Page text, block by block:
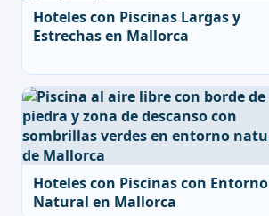
Hoteles con Piscinas Largas y
Estrechas en Mallorca
Hoteles con Piscinas con Entorno
Natural en Mallorca